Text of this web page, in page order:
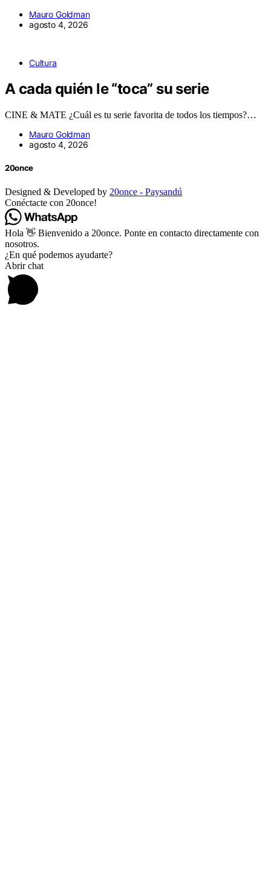
Mauro Goldman
agosto 4, 2026
Cultura
A cada quién le “toca” su serie
CINE & MATE ¿Cuál es tu serie favorita de todos los tiempos?…
Mauro Goldman
agosto 4, 2026
20once
Designed & Developed by 20once - Paysandú
Conéctacte con 20once!
Hola 👋 Bienvenido a 20once. Ponte en contacto directamente con
nosotros.
¿En qué podemos ayudarte?
Abrir chat